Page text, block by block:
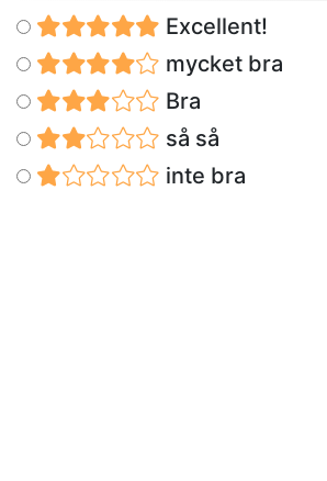
Excellent!
mycket bra
Bra
så så
inte bra